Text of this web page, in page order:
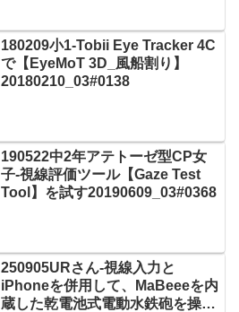
180209小1-Tobii Eye Tracker 4C
で【EyeMoT 3D_風船割り】
20180210_03#0138
190522中2年アテトーゼ型CP女
子-視線評価ツール【Gaze Test
Tool】を試す20190609_03#0368
250905URさん-視線入力と
iPhoneを併用して、MaBeeeを内
蔵した乾電池式電動水鉄砲を操作